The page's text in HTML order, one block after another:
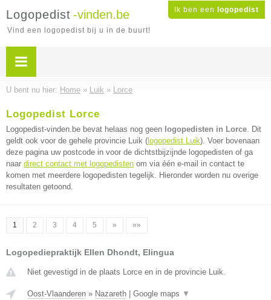
Ik ben een logopedist
Logopedist -vinden.be
Vind een logopedist bij u in de buurt!
U bent nu hier: Home » Luik » Lorce
Logopedist Lorce
Logopedist-vinden.be bevat helaas nog geen logopedisten in Lorce. Dit
geldt ook voor de gehele provincie Luik ( logopedist Luik). Voer bovenaan
deze pagina uw postcode in voor de dichtstbijzijnde logopedisten of ga
naar direct contact met logopedisten om via één e-mail in contact te
komen met meerdere logopedisten tegelijk. Hieronder worden nu overige
resultaten getoond.
1 2 3 4 5 » »»
Logopediepraktijk Ellen Dhondt, Elingua
Niet gevestigd in de plaats Lorce en in de provincie Luik.
Oost-Vlaanderen » Nazareth Google maps ▼